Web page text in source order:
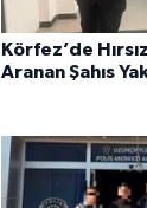
Körfez’de
Aranan Şahıs